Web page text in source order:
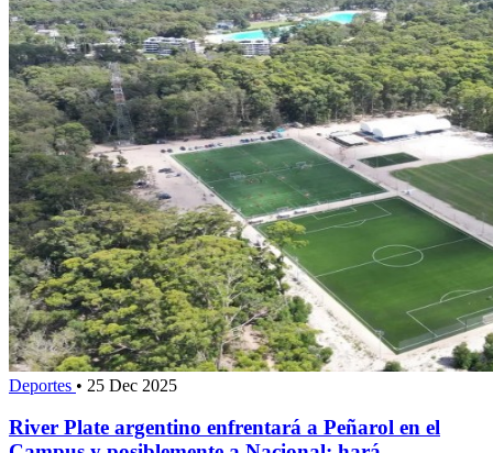
Deportes • 25 Dec 2025
River Plate argentino enfrentará a Peñarol en el